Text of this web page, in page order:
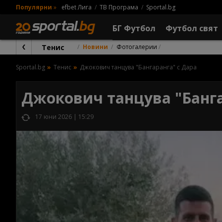
Популярни » efbet Лига ТВ Програма Sportal.bg
БГ Футбол Футбол свят
Тенис Новини Фотогалерии
Sportal.bg Тенис Джокович танцува "Бангаранга" с Дара
Джокович танцува
17 юни 2026 | 15:29